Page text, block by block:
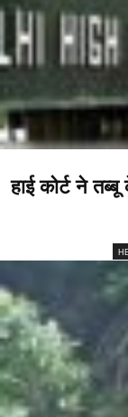
हाई कोर्ट ने